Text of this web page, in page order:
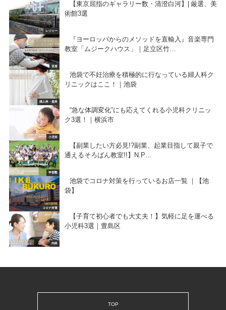
レジャー
【東京屈指のギャラリー数・清澄白河】| 厳選、美
術館3選
音楽
『ヨーロッパからのメソッドを直輸入』音楽専門
教室「ムジークハウス」｜足立区竹…
婦人科・産科
池袋で不妊治療を積極的に行なっている婦人科ク
リニックはここ！｜池袋
小児科
“急な体調変化”にも応えてくれる小児科クリニッ
ク3選！｜横浜市
学習塾
【副業したい方必見!?副業、起業目指して親子で
通えるそろばん教室!!】N.P…
コロナ対策
池袋でコロナ対策を行っているお店一覧 ｜【池
袋】
内科
【子育て初心者でも大丈夫！】気軽に足を運べる
小児科3選｜豊島区
TOP